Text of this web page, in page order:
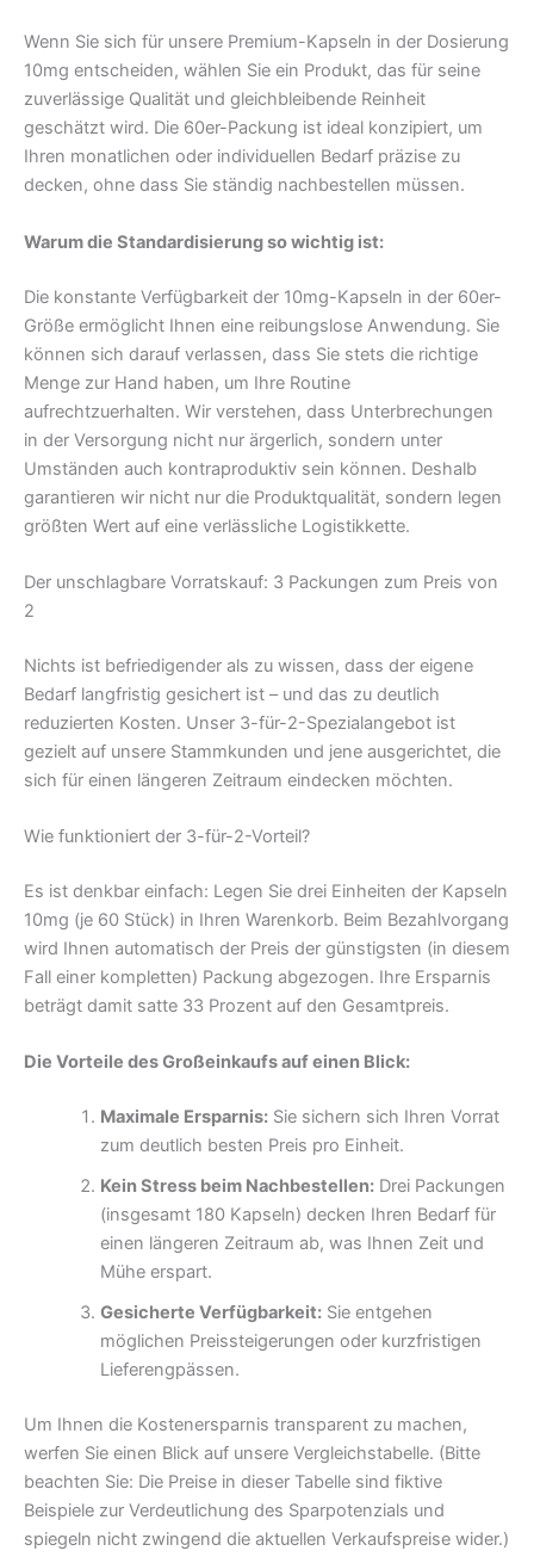
Wenn Sie sich für unsere Premium-Kapseln in der Dosierung
10mg entscheiden, wählen Sie ein Produkt, das für seine
zuverlässige Qualität und gleichbleibende Reinheit
geschätzt wird. Die 60er-Packung ist ideal konzipiert, um
Ihren monatlichen oder individuellen Bedarf präzise zu
decken, ohne dass Sie ständig nachbestellen müssen.
Warum die Standardisierung so wichtig ist:
Die konstante Verfügbarkeit der 10mg-Kapseln in der 60er-
Größe ermöglicht Ihnen eine reibungslose Anwendung. Sie
können sich darauf verlassen, dass Sie stets die richtige
Menge zur Hand haben, um Ihre Routine
aufrechtzuerhalten. Wir verstehen, dass Unterbrechungen
in der Versorgung nicht nur ärgerlich, sondern unter
Umständen auch kontraproduktiv sein können. Deshalb
garantieren wir nicht nur die Produktqualität, sondern legen
größten Wert auf eine verlässliche Logistikkette.
Der unschlagbare Vorratskauf: 3 Packungen zum Preis von
2
Nichts ist befriedigender als zu wissen, dass der eigene
Bedarf langfristig gesichert ist – und das zu deutlich
reduzierten Kosten. Unser 3-für-2-Spezialangebot ist
gezielt auf unsere Stammkunden und jene ausgerichtet, die
sich für einen längeren Zeitraum eindecken möchten.
Wie funktioniert der 3-für-2-Vorteil?
Es ist denkbar einfach: Legen Sie drei Einheiten der Kapseln
10mg (je 60 Stück) in Ihren Warenkorb. Beim Bezahlvorgang
wird Ihnen automatisch der Preis der günstigsten (in diesem
Fall einer kompletten) Packung abgezogen. Ihre Ersparnis
beträgt damit satte 33 Prozent auf den Gesamtpreis.
Die Vorteile des Großeinkaufs auf einen Blick:
Maximale Ersparnis:Sie sichern sich Ihren Vorrat
zum deutlich besten Preis pro Einheit.
Kein Stress beim Nachbestellen:Drei Packungen
(insgesamt 180 Kapseln) decken Ihren Bedarf für
einen längeren Zeitraum ab, was Ihnen Zeit und
Mühe erspart.
Gesicherte Verfügbarkeit:Sie entgehen
möglichen Preissteigerungen oder kurzfristigen
Lieferengpässen.
Um Ihnen die Kostenersparnis transparent zu machen,
werfen Sie einen Blick auf unsere Vergleichstabelle. (Bitte
beachten Sie: Die Preise in dieser Tabelle sind fiktive
Beispiele zur Verdeutlichung des Sparpotenzials und
spiegeln nicht zwingend die aktuellen Verkaufspreise wider.)